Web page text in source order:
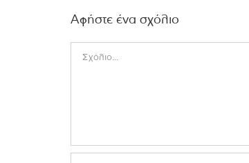
Αφήστε ένα σχόλιο